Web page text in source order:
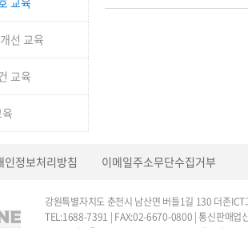
선 교육
교육
인정보처리방침 이메일주소무단수집거부
강원특별자치도 춘천시 남산면 버들1길 130 더존
TEL:1688-7391 | FAX:02-6670-0800 | 통신판매업